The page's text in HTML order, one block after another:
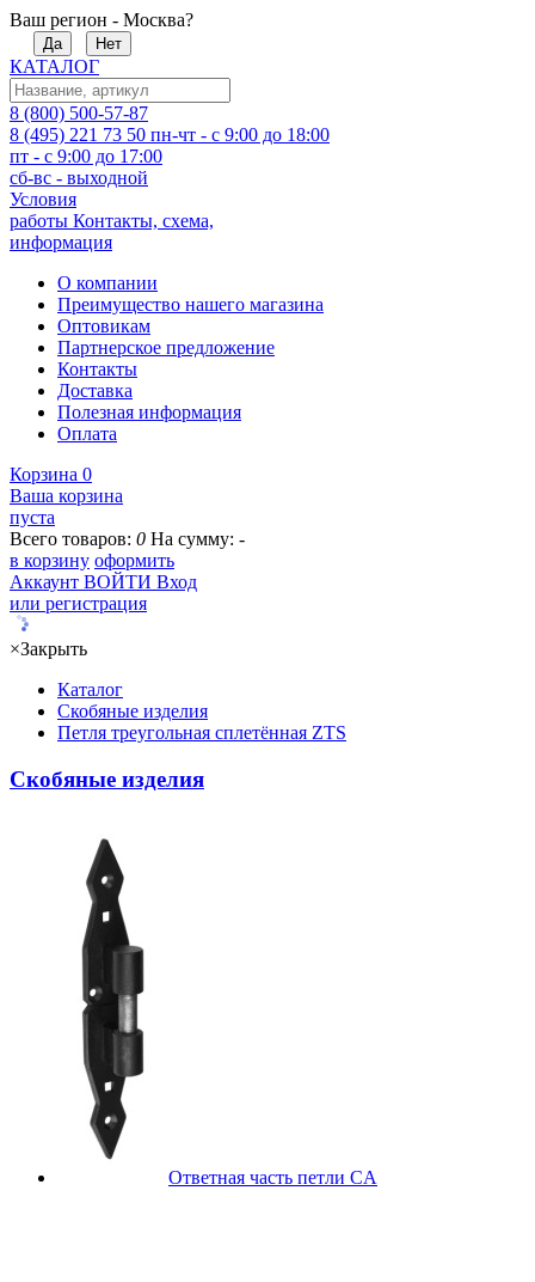
Ваш регион - Москва?
Да Нет
КАТАЛОГ
8 (800) 500-57-87
8 (495) 221 73 50 пн-чт - с 9:00 до 18:00
пт - с 9:00 до 17:00
сб-вс - выходной
Условия
работы Контакты, схема,
информация
О компании
Преимущество нашего магазина
Оптовикам
Партнерское предложение
Контакты
Доставка
Полезная информация
Оплата
Корзина 0
Ваша корзина
пуста
Всего товаров: 0 На сумму: -
в корзину оформить
Аккаунт ВОЙТИ Вход
или регистрация
×Закрыть
Каталог
Скобяные изделия
Петля треугольная сплетённая ZTS
Скобяные изделия
Ответная часть петли CA